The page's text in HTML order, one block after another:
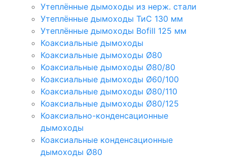
Утеплённые дымоходы из нерж. стали
Утеплённые дымоходы ТиС 130 мм
Утеплённые дымоходы Bofill 125 мм
Коаксиальные дымоходы
Коаксиальные дымоходы Ø80
Коаксиальные дымоходы Ø80/80
Коаксиальные дымоходы Ø60/100
Коаксиальные дымоходы Ø80/110
Коаксиальные дымоходы Ø80/125
Коаксиально-конденсационные
дымоходы
Коаксиальные конденсационные
дымоходы Ø80